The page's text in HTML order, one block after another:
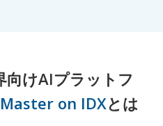
向けAIプラットフ
on IDXとは